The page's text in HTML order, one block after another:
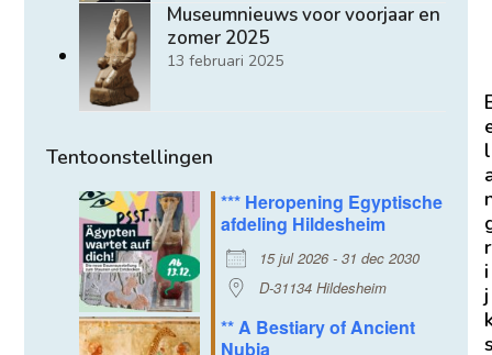
Museumnieuws voor voorjaar en
zomer 2025
13 februari 2025
Tentoonstellingen
*** Heropening Egyptische
afdeling Hildesheim
15 jul 2026 - 31 dec 2030
D-31134 Hildesheim
** A Bestiary of Ancient
Nubia
l
r
i
j